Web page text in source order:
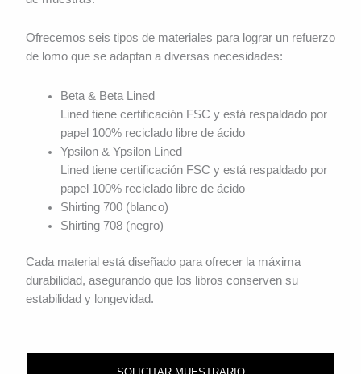
Ofrecemos seis tipos de materiales para lograr un refuerzo
de lomo que se adaptan a diversas necesidades:
Beta & Beta Lined
Lined tiene certificación FSC y está respaldado por
papel 100% reciclado libre de ácido
Ypsilon & Ypsilon Lined
Lined tiene certificación FSC y está respaldado por
papel 100% reciclado libre de ácido
Shirting 700 (blanco)
Shirting 708 (negro)
Cada material está diseñado para ofrecer la máxima
durabilidad, asegurando que los libros conserven su
estabilidad y longevidad.